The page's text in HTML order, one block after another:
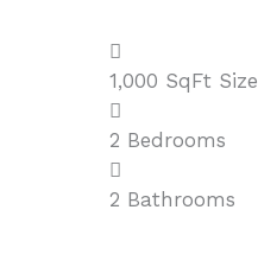
1,000 SqFt Size
2 Bedrooms
2 Bathrooms